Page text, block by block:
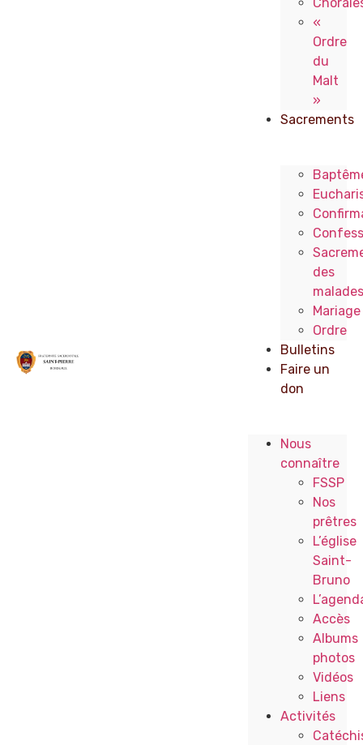
«
Ordre
du
Malt
»
Sacrements
des
malades
Mariage
Ordre
Bulletins
Faire un
don
Nous
connaître
FSSP
Nos
prêtres
L’église
Saint-
Bruno
Accès
Albums
photos
Vidéos
Liens
Activités